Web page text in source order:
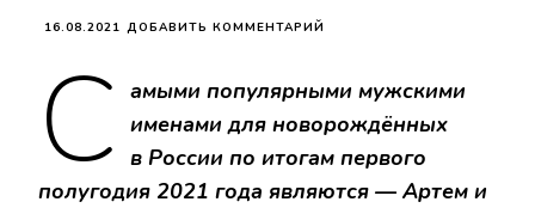
16.08.2021 ДОБАВИТЬ КОММЕНТАРИЙ
ПОПУЛЯРНЫЕ
МУЖСКИЕ
ИМЕНА
В
ГОДУ
С
амыми популярными мужскими
именами для новорождённых
в России по итогам первого
полугодия 2021 года являются — Артем и